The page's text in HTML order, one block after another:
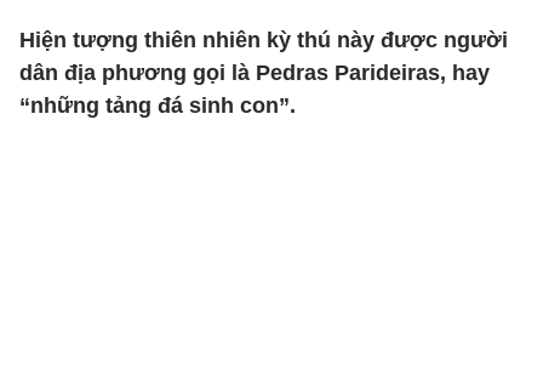
Hiện tượng thiên nhiên kỳ thú này được người
dân địa phương gọi là Pedras Parideiras, hay
“những tảng đá sinh con”.